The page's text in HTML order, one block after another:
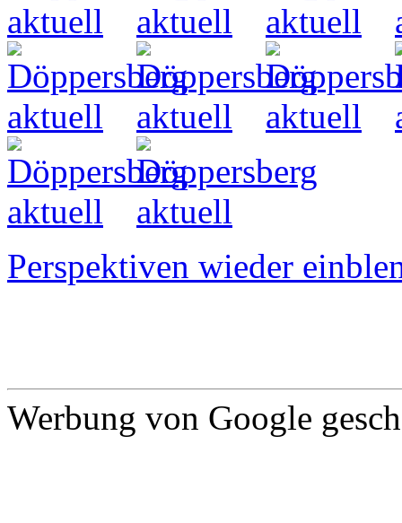
Perspektiven wieder
Werbung von Google